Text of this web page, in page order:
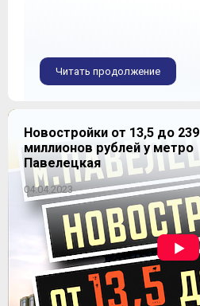
Читать продолжение
Новостройки от 13,5 до 239
миллионов рублей у метро
Павелецкая
04.04.2023